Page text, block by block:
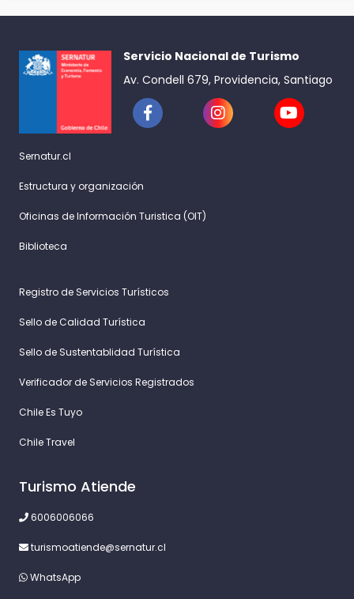
Servicio Nacional de Turismo
Av. Condell 679, Providencia, Santiago
Sernatur.cl
Estructura y organización
Oficinas de Información Turistica (OIT)
Biblioteca
Registro de Servicios Turísticos
Sello de Calidad Turística
Sello de Sustentablidad Turística
Verificador de Servicios Registrados
Chile Es Tuyo
Chile Travel
Turismo Atiende
6006006066
turismoatiende@sernatur.cl
WhatsApp